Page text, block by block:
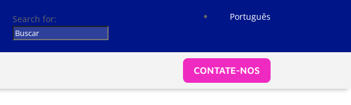
Search for: Português
CONTATE-NOS